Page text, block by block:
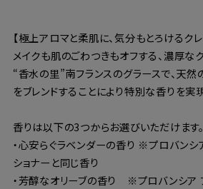
【極上アロマと柔肌に、気分もとろけるク
メイクも肌のごわつきもオフする、濃厚な
“香水の里”南フランスのグラースで、天然
をブレンドすることにより特別な香りを実
香りは以下の3つからお選びいただけます。
・心安らぐラベンダーの香り ※プロバンシ
ショナーと同じ香り
・芳醇なオリーブの香り ※プロバンシア